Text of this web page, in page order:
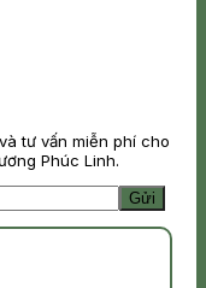
tư vấn miễn phí cho
Phúc Linh.